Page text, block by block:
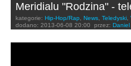
Meridialu "Rodzina" -
kategorie: Hip-Hop/Rap, News, Teledyski,
dodano: 2013-06-08 20:00 przez: Daniel